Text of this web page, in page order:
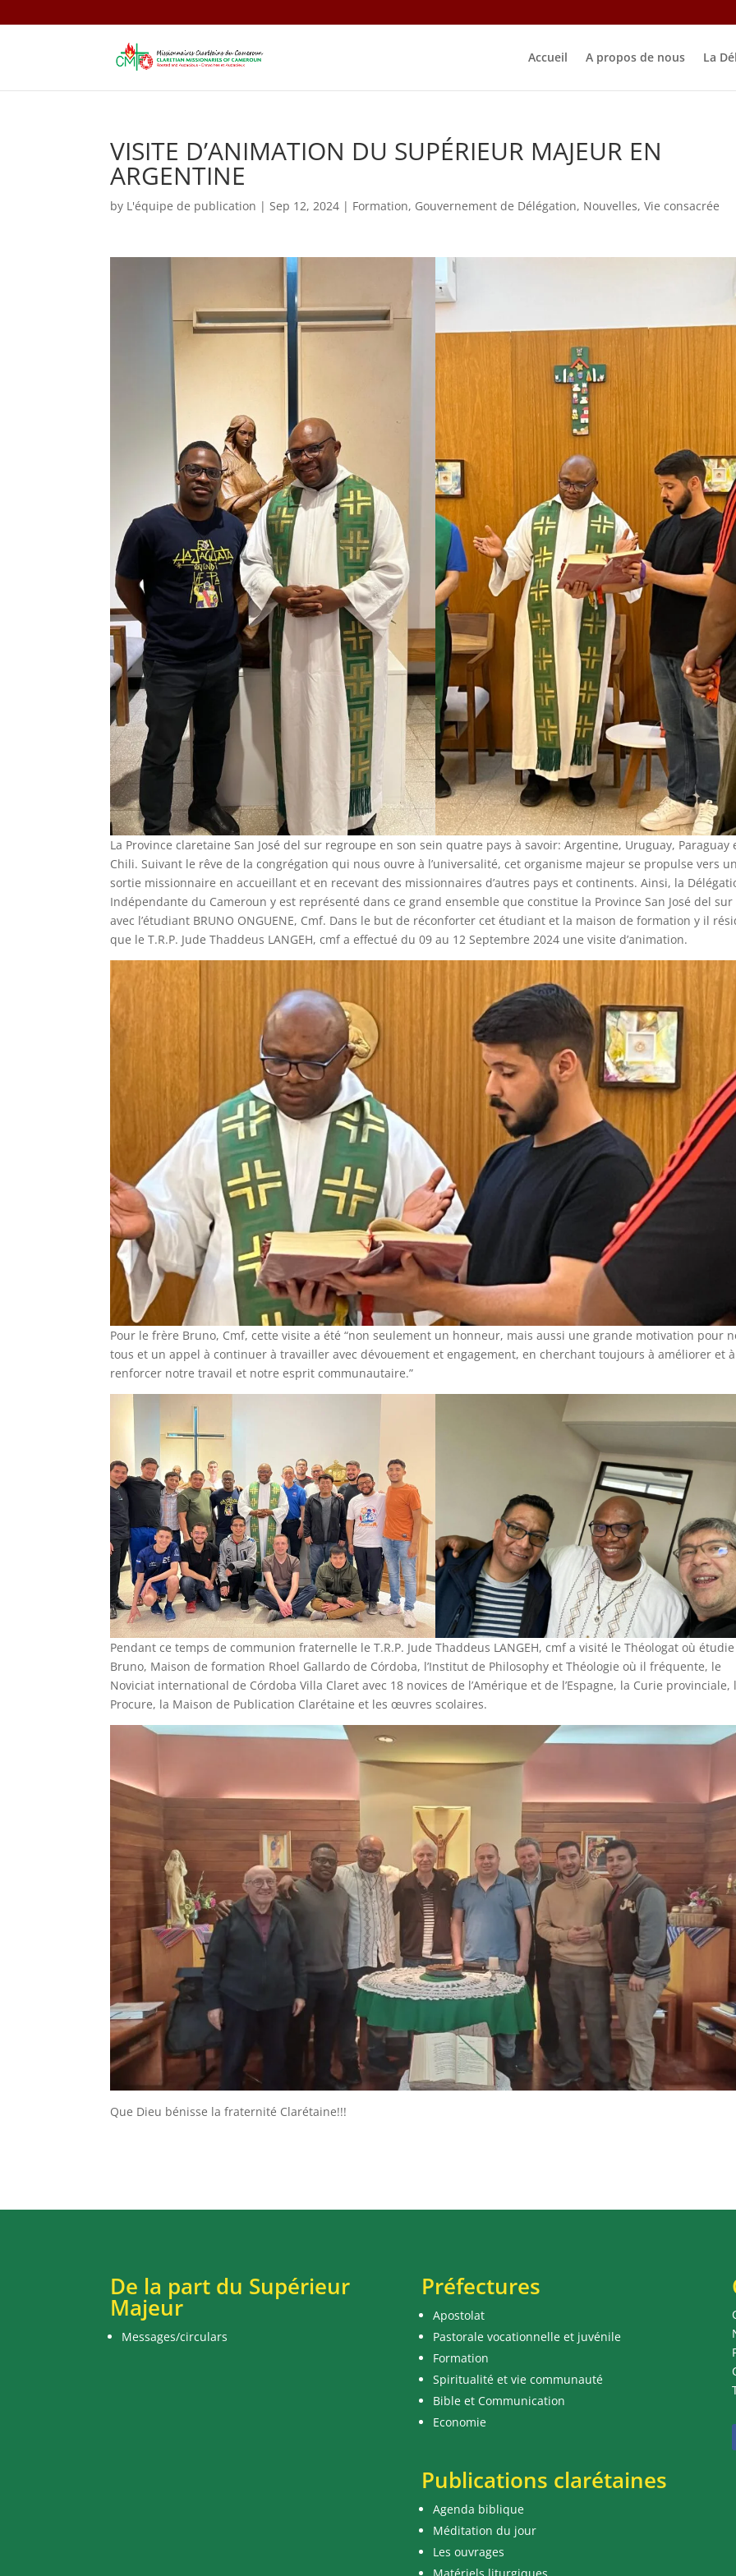
Accueil A propos de nous La
VISITE D’ANIMATION DU SUPÉRIEUR MAJEUR EN
ARGENTINE
by L'équipe de publication |Sep 12, 2024 | Formation, Gouvernement de Délégation, Nouvelles,Vie consacrée
La Province claretaine San José del sur regroupe en son sein quatre pays à savoir: Argentine, Uruguay, Paraguay
Chili. Suivant le rêve de la congrégation qui nous ouvre à l’universalité, cet organisme majeur se propulse vers
sortie missionnaire en accueillant et en recevant des missionnaires d’autres pays et continents. Ainsi, la
Indépendante du Cameroun y est représenté dans ce grand ensemble que constitue la Province San José del sur
avec l’étudiant BRUNO ONGUENE, Cmf. Dans le but de réconforter cet étudiant et la maison de formation y il
que le T.R.P. Jude Thaddeus LANGEH, cmf a effectué du 09 au 12 Septembre 2024 une visite d’animation.
Pour le frère Bruno, Cmf, cette visite a été “non seulement un honneur, mais aussi une grande motivation pour
tous et un appel à continuer à travailler avec dévouement et engagement, en cherchant toujours à améliorer et à
renforcer notre travail et notre esprit communautaire.”
Pendant ce temps de communion fraternelle le T.R.P. Jude Thaddeus LANGEH, cmf a visité le Théologat où étudie
Bruno, Maison de formation Rhoel Gallardo de Córdoba, l’Institut de Philosophy et Théologie où il fréquente, le
Noviciat international de Córdoba Villa Claret avec 18 novices de l’Amérique et de l’Espagne, la Curie provinciale,
Procure, la Maison de Publication Clarétaine et les œuvres scolaires.
Que Dieu bénisse la fraternité Clarétaine!!!
De la part du Supérieur
Majeur
Messages/circulars
Préfectures
Apostolat
Pastorale vocationnelle et juvénile
Formation
Spiritualité et vie communauté
Bible et Communication
Economie
Publications clarétaines
Agenda biblique
Méditation du jour
Les ouvrages